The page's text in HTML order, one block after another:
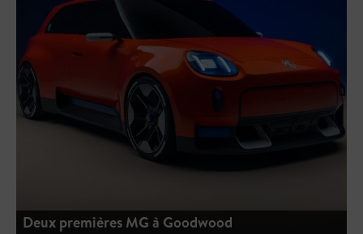
Deux premières MG à Goodwood